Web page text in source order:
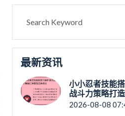
最新资讯
小小忍者技能
战斗力策略打
2026-08-08